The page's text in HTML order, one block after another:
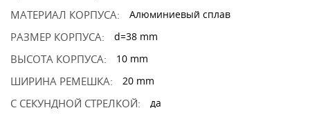
МАТЕРИАЛ КОРПУСА: Алюминиевый сплав
РАЗМЕР КОРПУСА: d=38 mm
ВЫСОТА КОРПУСА: 10 mm
ШИРИНА РЕМЕШКА: 20 mm
С СЕКУНДНОЙ СТРЕЛКОЙ: да